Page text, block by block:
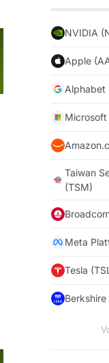
NVIDIA
Apple
Alphabet
Microsoft
Taiwan
(TSM)
Meta
Tesla
Berkshire